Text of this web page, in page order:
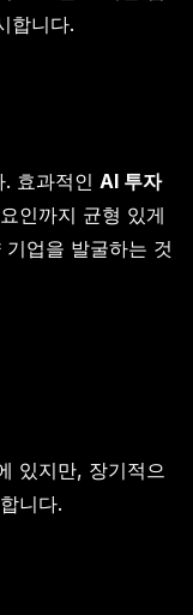
합니다.
효과적인 AI 투자
인까지 균형 있게
업을 발굴하는 것
있지만, 장기적으
니다.